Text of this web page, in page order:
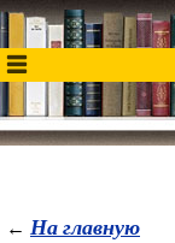
← На главную